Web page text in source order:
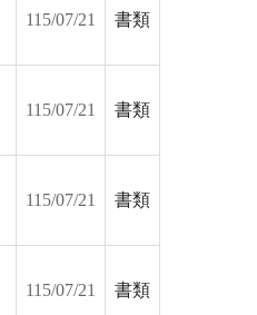
115/07/21 書類
115/07/21 書類
115/07/21 書類
115/07/21 書類